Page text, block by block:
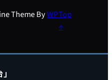
Theme ByWPTop
↑